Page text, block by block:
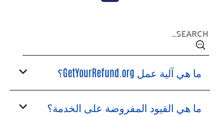
ما هي آلية عمل GetYourRefund.org؟
ما هي القيود المفروضة على الخدمة؟